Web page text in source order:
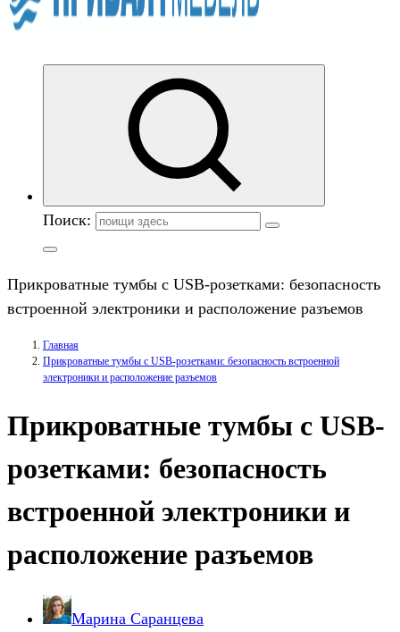
Поиск:
Прикроватные тумбы с USB-розетками: безопасность
встроенной электроники и расположение разъемов
Главная
Прикроватные тумбы с USB-розетками: безопасность встроенной
электроники и расположение разъемов
Прикроватные тумбы с USB-
розетками: безопасность
встроенной электроники и
расположение разъемов
Марина Саранцева